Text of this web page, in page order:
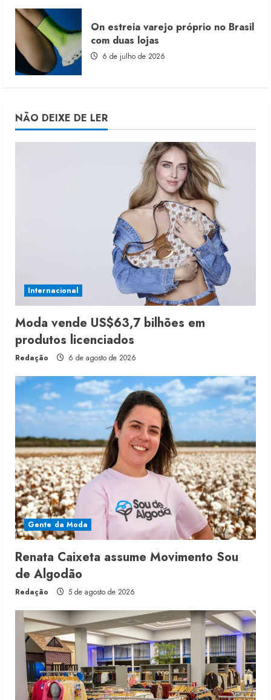
On estreia varejo próprio no Brasil
com duas lojas
6 de julho de 2026
NÃO DEIXE DE LER
Internacional
Moda vende US$63,7 bilhões em
produtos licenciados
Redação 6 de agosto de 2026
Gente da Moda
Renata Caixeta assume Movimento Sou
de Algodão
Redação 5 de agosto de 2026